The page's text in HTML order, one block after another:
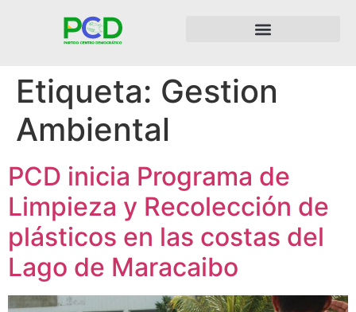
Etiqueta: Gestion
Ambiental
PCD inicia Programa de
Limpieza y Recolección de
plásticos en las costas del
Lago de Maracaibo